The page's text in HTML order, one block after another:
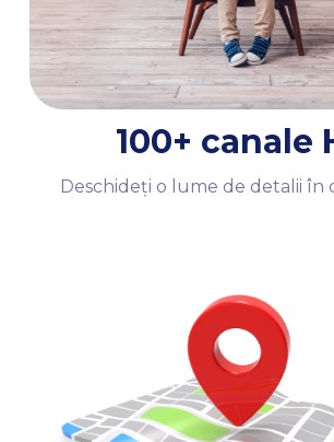
100+ canale
Deschideți o lume de detalii în